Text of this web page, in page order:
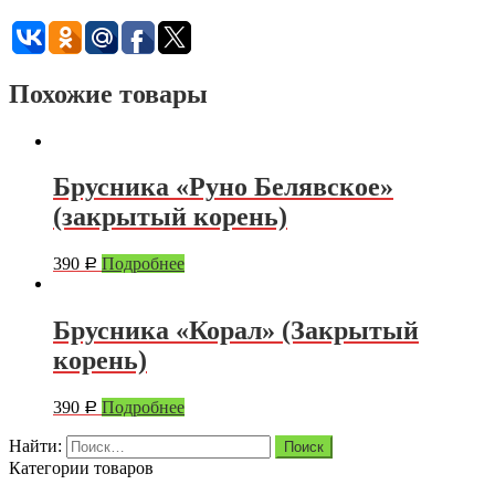
Похожие товары
Брусника «Руно Белявское»
(закрытый корень)
390 Р Подробнее
Брусника «Корал» (Закрытый
корень)
390 Р Подробнее
Найти:
Категории товаров